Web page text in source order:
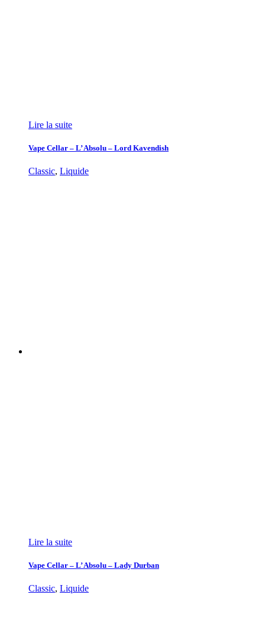
Lire la suite
Vape Cellar – L’ Absolu – Lord Kavendish
Classic, Liquide
Lire la suite
Vape Cellar – L’ Absolu – Lady Durban
Classic, Liquide